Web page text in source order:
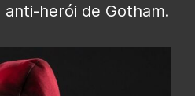
herói de Gotham.